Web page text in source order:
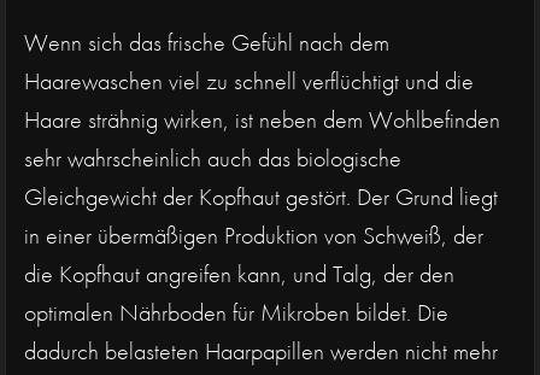
Wenn sich das frische Gefühl nach dem
Haarewaschen viel zu schnell verflüchtigt und die
Haare strähnig wirken, ist neben dem Wohlbefinden
sehr wahrscheinlich auch das biologische
Gleichgewicht der Kopfhaut gestört. Der Grund liegt
in einer übermäßigen Produktion von Schweiß, der
die Kopfhaut angreifen kann, und Talg, der den
optimalen Nährboden für Mikroben bildet. Die
dadurch belasteten Haarpapillen werden nicht mehr